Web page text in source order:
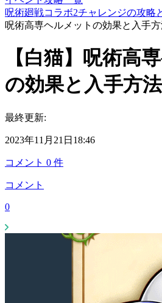
呪術廻戦コラボ2チャレンジの攻略
呪術高専ヘルメットの効果と入手
【白猫】呪術高
の効果と入手方法
最終更新:
2023年11月21日18:46
コメント 0 件
コメント
0